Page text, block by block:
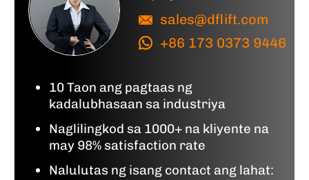
sales@dflift.com
+86 173 0373 9446
10 Taon ang pagtaas ng
kadalubhasaan sa industriya
Naglilingkod sa 1000+ na kliyente na
may 98% satisfaction rate
Nalulutas ng isang contact ang lahat: